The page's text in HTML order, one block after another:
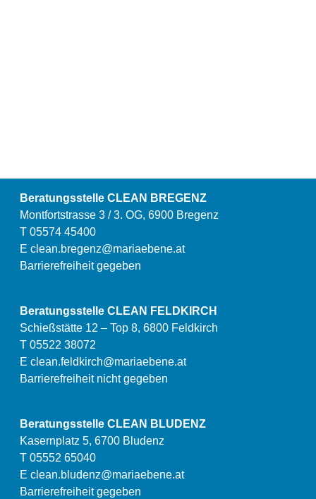
Beratungsstelle CLEAN BREGENZ
Montfortstrasse 3 / 3. OG, 6900 Bregenz
T 05574 45400
E clean.bregenz@mariaebene.at
Barrierefreiheit gegeben
Beratungsstelle CLEAN FELDKIRCH
Schießstätte 12 – Top 8, 6800 Feldkirch
T 05522 38072
E clean.feldkirch@mariaebene.at
Barrierefreiheit nicht gegeben
Beratungsstelle CLEAN BLUDENZ
Kasernplatz 5, 6700 Bludenz
T 05552 65040
E clean.bludenz@mariaebene.at
Barrierefreiheit gegeben